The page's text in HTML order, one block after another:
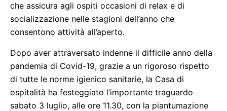
che assicura agli ospiti occasioni di relax e di
socializzazione nelle stagioni dell’anno che
consentono attività all’aperto.
Dopo aver attraversato indenne il difficile anno della
pandemia di Covid-19, grazie a un rigoroso rispetto
di tutte le norme igienico sanitarie, la Casa di
ospitalità ha festeggiato l’importante traguardo
sabato 3 luglio, alle ore 11.30, con la piantumazione